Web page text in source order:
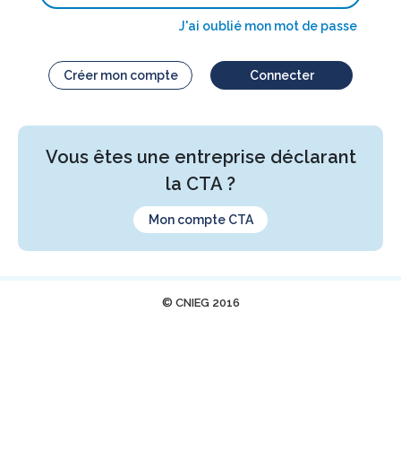
J'ai oublié mon mot de passe
Créer mon compte Connecter
Vous êtes une entreprise déclarant
la CTA ?
Mon compte CTA
© CNIEG 2016